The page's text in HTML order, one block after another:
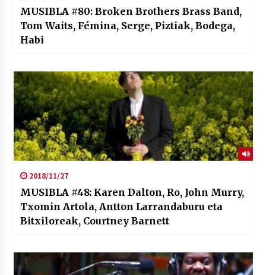
MUSIBLA #80: Broken Brothers Brass Band,
Tom Waits, Fémina, Serge, Piztiak, Bodega,
Habi
2018/11/27
MUSIBLA #48: Karen Dalton, Ro, John Murry,
Txomin Artola, Antton Larrandaburu eta
Bitxiloreak, Courtney Barnett